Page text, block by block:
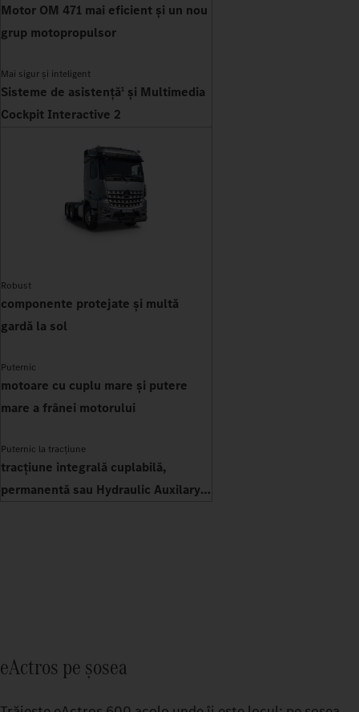
Motor OM 471 mai eficient și un nou
grup motopropulsor
Mai sigur și inteligent
Sisteme de asistență1 și Multimedia
Cockpit Interactive 2
Robust
componente protejate și multă
gardă la sol
Puternic
motoare cu cuplu mare și putere
mare a frânei motorului
Puternic la tracțiune
tracțiune integrală cuplabilă,
permanentă sau Hydraulic Auxilary
eActros pe șosea